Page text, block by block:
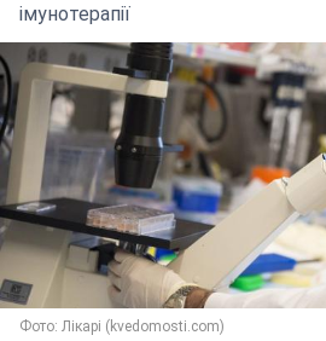
імунотерапії
Фото: Лікарі (kvedomosti.com)